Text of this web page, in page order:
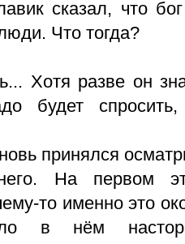
сказал, что
Что тогда?
Хотя разве он
будет
принялся
На первом
то именно это
в нём